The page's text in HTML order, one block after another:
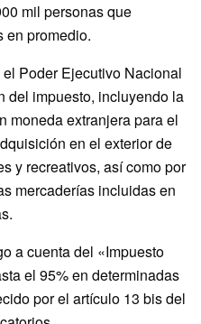
mil personas que
en promedio.
Poder Ejecutivo Nacional
del impuesto, incluyendo la
moneda extranjera para el
en el exterior de
y recreativos, así como por
mercaderías incluidas en
a cuenta del «Impuesto
el 95% en determinadas
por el artículo 13 bis del